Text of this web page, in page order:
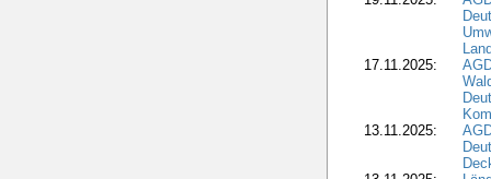
17.11.2025:
13.11.2025: